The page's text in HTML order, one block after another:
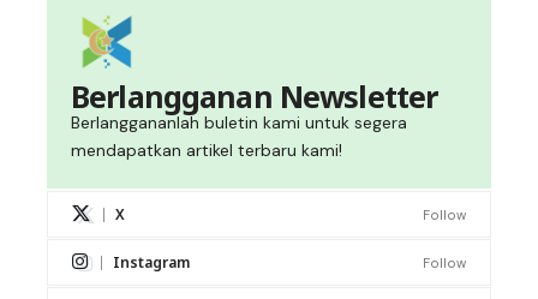
Berlangganan Newsletter
Berlanggananlah buletin kami untuk segera
mendapatkan artikel terbaru kami!
X Follow
Instagram Follow